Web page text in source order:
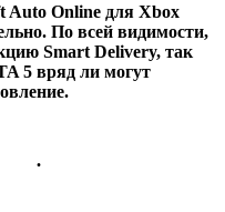
Auto Online для Xbox
По всей видимости,
Smart Delivery, так
5 вряд ли могут